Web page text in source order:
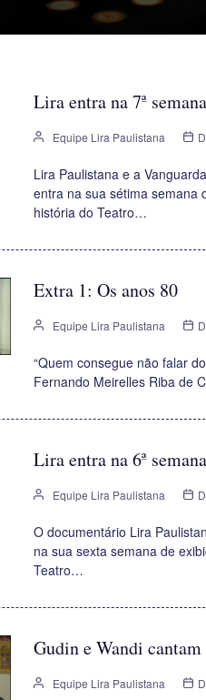
Lira entra na 7ª
Equipe Lira Paulistana
Lira Paulistana e a
entra na sua sétima semana
história do Teatro…
Extra 1: Os anos 80
Equipe Lira Paulistana
“Quem consegue não falar
Fernando Meirelles Riba de
Lira entra na 6ª
Equipe Lira Paulistana
O documentário Lira
na sua sexta semana de
Teatro…
Gudin e Wandi
Equipe Lira Paulistana